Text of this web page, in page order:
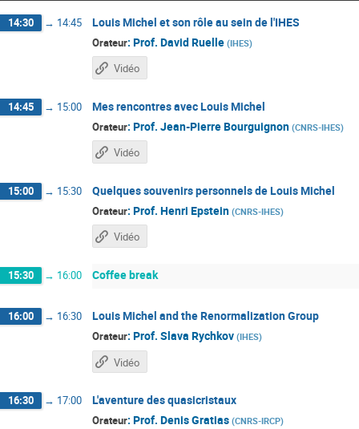
14:30 → 14:45 Louis Michel et son rôle au sein de l'IHES
Orateur: Prof. David Ruelle (IHES)
Vidéo
14:45 → 15:00 Mes rencontres avec Louis Michel
Orateur: Prof. Jean-Pierre Bourguignon (CNRS-IHES)
Vidéo
15:00 → 15:30 Quelques souvenirs personnels de Louis Michel
Orateur: Prof. Henri Epstein (CNRS-IHES)
Vidéo
15:30 → 16:00 Coffee break
16:00 → 16:30 Louis Michel and the Renormalization Group
Orateur: Prof. Slava Rychkov (IHES)
Vidéo
16:30 → 17:00 L'aventure des quasicristaux
Orateur: Prof. Denis Gratias (CNRS-IRCP)